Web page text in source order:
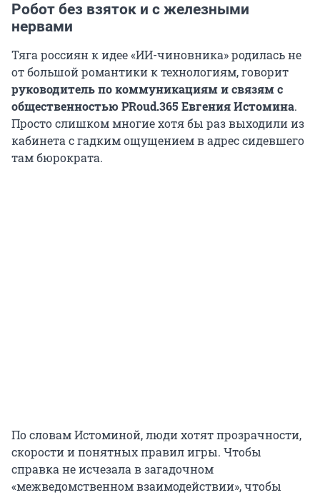
Робот без взяток и с железными
нервами
Тяга россиян к идее «ИИ-чиновника» родилась не
от большой романтики к технологиям, говорит
руководитель по коммуникациям и связям с
общественностью PRoud.365 Евгения Истомина.
Просто слишком многие хотя бы раз выходили из
кабинета с гадким ощущением в адрес сидевшего
там бюрократа.
По словам Истоминой, люди хотят прозрачности,
скорости и понятных правил игры. Чтобы
справка не исчезала в загадочном
«межведомственном взаимодействии», чтобы